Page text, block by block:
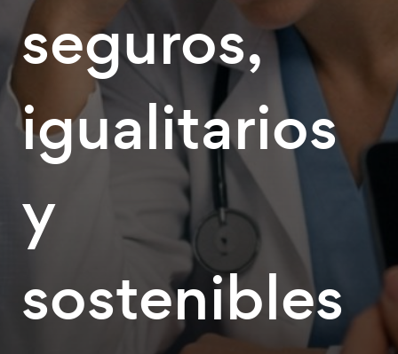
seguros,
igualitarios
y
sostenibles